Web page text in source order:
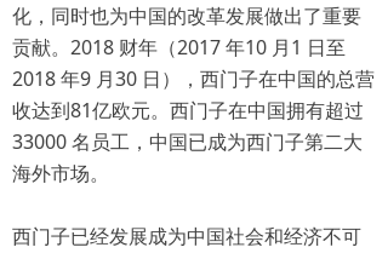
化，同时也为中国的改革发展做出了重要
贡献。2018 财年（2017 年10 月1 日至
2018 年9 月30 日），西门子在中国的总营
收达到81亿欧元。西门子在中国拥有超过
33000 名员工，中国已成为西门子第二大
海外市场。
西门子已经发展成为中国社会和经济不可